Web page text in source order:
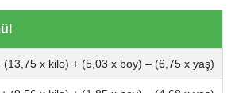
(13,75 x kilo) + (5,03 x boy) – (6,75 x yaş)